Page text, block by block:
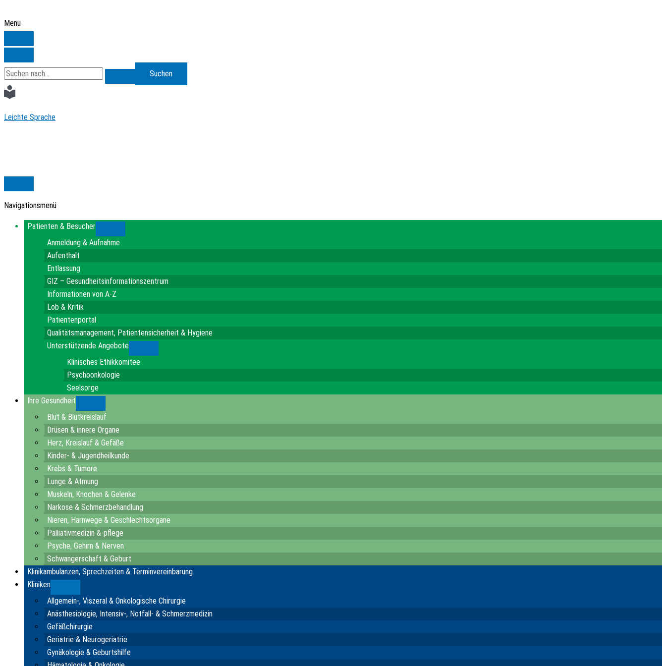
Inhalt
Menü
Search
for:
Leichte Sprache
Navigationsmenü
Patienten & Besucher
Anmeldung & Aufnahme
Aufenthalt
Entlassung
GIZ – Gesundheitsinformationszentrum
Informationen von A-Z
Lob & Kritik
Patientenportal
Qualitätsmanagement, Patientensicherheit & Hygiene
Unterstützende Angebote
Klinisches Ethikkomitee
Psychoonkologie
Seelsorge
Ihre Gesundheit
Blut & Blutkreislauf
Drüsen & innere Organe
Herz, Kreislauf & Gefäße
Kinder- & Jugendheilkunde
Krebs & Tumore
Lunge & Atmung
Muskeln, Knochen & Gelenke
Narkose & Schmerzbehandlung
Nieren, Harnwege & Geschlechtsorgane
Palliativmedizin &-pflege
Psyche, Gehirn & Nerven
Schwangerschaft & Geburt
Klinikambulanzen, Sprechzeiten & Terminvereinbarung
Kliniken
Allgemein-, Viszeral & Onkologische Chirurgie
Anästhesiologie, Intensiv-, Notfall- & Schmerzmedizin
Gefäßchirurgie
Geriatrie & Neurogeriatrie
Gynäkologie & Geburtshilfe